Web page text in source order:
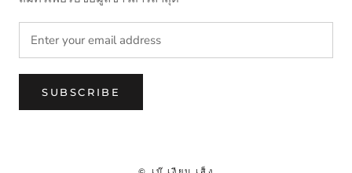
SUBSCRIBE